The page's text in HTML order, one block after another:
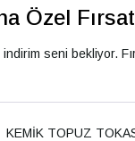
Özel
seni bekliyor.
KEMİK TOPUZ